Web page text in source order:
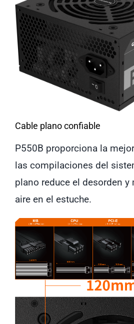
Cable plano confiable
P550B proporciona la
las compilaciones del
plano reduce el desorden
aire en el estuche.